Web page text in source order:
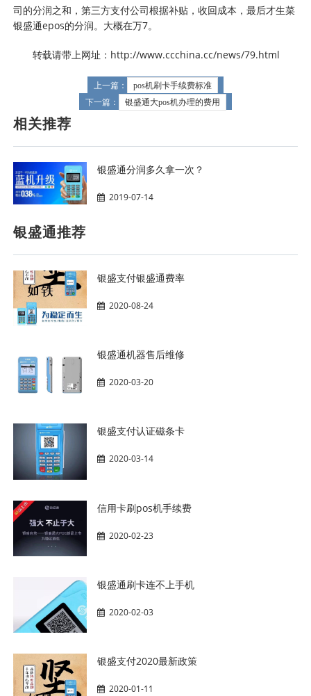
司的分润之和，第三方支付公司根据补贴，收回成本，最后才生菜
银盛通epos的分润。大概在万7。
转载请带上网址：http://www.ccchina.cc/news/79.html
上一篇：
pos机刷卡手续费标准
下一篇：
银盛通大pos机办理的费用
相关推荐
银盛通分润多久拿一次？
2019-07-14
银盛通推荐
银盛支付银盛通费率
2020-08-24
银盛通机器售后维修
2020-03-20
银盛支付认证磁条卡
2020-03-14
信用卡刷pos机手续费
2020-02-23
银盛通刷卡连不上手机
2020-02-03
银盛支付2020最新政策
2020-01-11